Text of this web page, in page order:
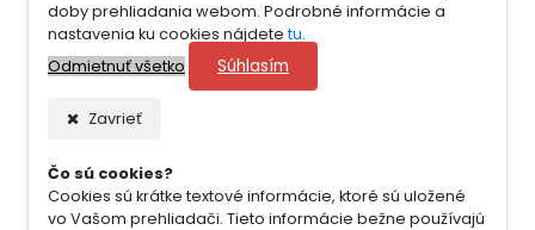
doby prehliadania webom. Podrobné informácie a
nastavenia ku cookies nájdete tu.
Odmietnuť všetko
Súhlasím
Zavrieť
Čo sú cookies?
Cookies sú krátke textové informácie, ktoré sú uložené
vo Vašom prehliadači. Tieto informácie bežne používajú